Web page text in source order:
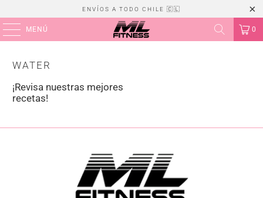
ENVÍOS A TODO CHILE 🇨🇱
MENÚ 0
WATER
¡Revisa nuestras mejores
recetas!